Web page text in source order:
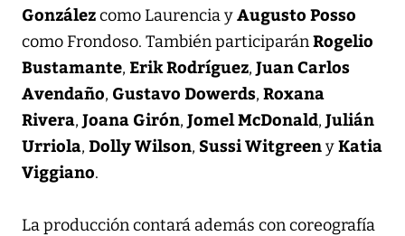
Gonzálezcomo Laurencia yAugusto Posso
como Frondoso. También participaránRogelio
Bustamante, Erik Rodríguez, Juan Carlos
Avendaño, Gustavo Dowerds, Roxana
Rivera, Joana Girón, Jomel McDonald, Julián
Urriola, Dolly Wilson, Sussi WitgreenyKatia
Viggiano.
La producción contará además con coreografía